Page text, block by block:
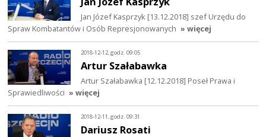
Jan Józef Kasprzyk [13.12.2018] szef Urzędu do
Spraw Kombatantów i Osób Represjonowanych » więcej
2018-12-12, godz. 09:05
Artur Szałabawka
Artur Szałabawka [12.12.2018] Poseł Prawa i
Sprawiedliwości » więcej
2018-12-11, godz. 09:31
Dariusz Rosati